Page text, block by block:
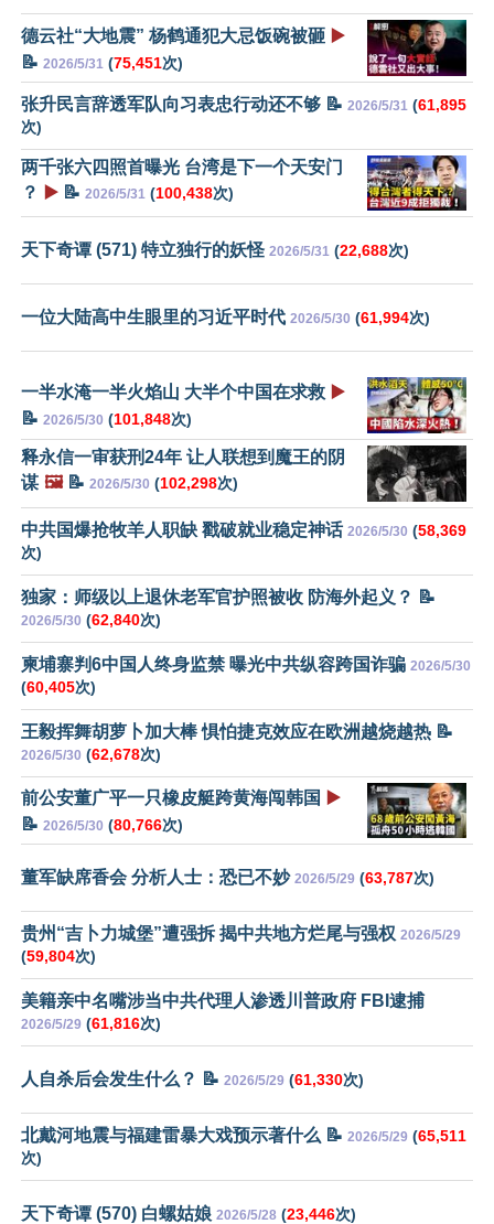
德云社“大地震” 杨鹤通犯大忌饭碗被砸 ▶️
📝 2026/5/31 (75,451次)
张升民言辞透军队向习表忠行动还不够 📝 2026/5/31 (61,895
次)
两千张六四照首曝光 台湾是下一个天安门
？
▶️ 📝 2026/5/31 (100,438次)
天下奇谭 (571) 特立独行的妖怪 2026/5/31 (22,688次)
一位大陆高中生眼里的习近平时代 2026/5/30 (61,994次)
一半水淹一半火焰山 大半个中国在求救 ▶️
📝 2026/5/30 (101,848次)
释永信一审获刑24年 让人联想到魔王的阴
谋 🖼️📝 2026/5/30 (102,298次)
中共国爆抢牧羊人职缺 戳破就业稳定神话 2026/5/30 (58,369
次)
独家：师级以上退休老军官护照被收 防海外起义？ 📝
2026/5/30 (62,840次)
柬埔寨判6中国人终身监禁 曝光中共纵容跨国诈骗 2026/5/30
(60,405次)
王毅挥舞胡萝卜加大棒 惧怕捷克效应在欧洲越烧越热 📝
2026/5/30 (62,678次)
前公安董广平一只橡皮艇跨黄海闯韩国 ▶️
📝 2026/5/30 (80,766次)
董军缺席香会 分析人士：恐已不妙 2026/5/29 (63,787次)
贵州“吉卜力城堡”遭强拆 揭中共地方烂尾与强权 2026/5/29
(59,804次)
美籍亲中名嘴涉当中共代理人渗透川普政府 FBI逮捕
2026/5/29 (61,816次)
人自杀后会发生什么？ 📝 2026/5/29 (61,330次)
北戴河地震与福建雷暴大戏预示著什么 📝 2026/5/29 (65,511
次)
天下奇谭 (570) 白螺姑娘 2026/5/28 (23,446次)